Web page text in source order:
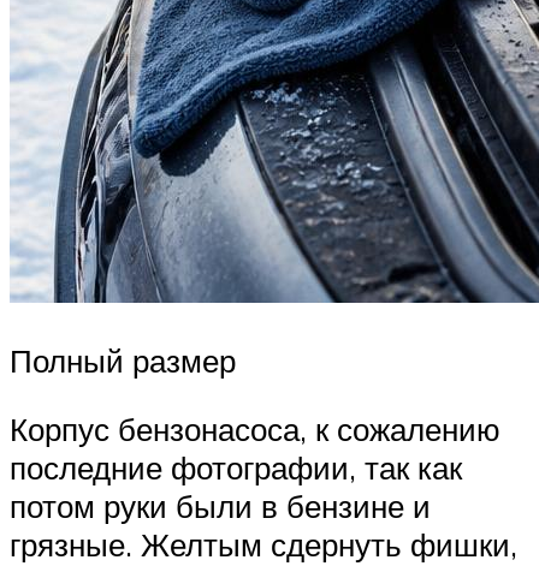
Полный размер
Корпус бензонасоса, к сожалению
последние фотографии, так как
потом руки были в бензине и
грязные. Желтым сдернуть фишки,